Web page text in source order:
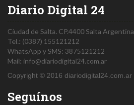
Diario Digital 24
Ciudad de Salta. CP.4400Salta Argentina
Tel.: (0387) 155121212
WhatsApp y SMS: 3875121212
Mail: info@diariodigital24.com.ar
Copyright © 2016 diariodigital24.com.ar
Seguínos